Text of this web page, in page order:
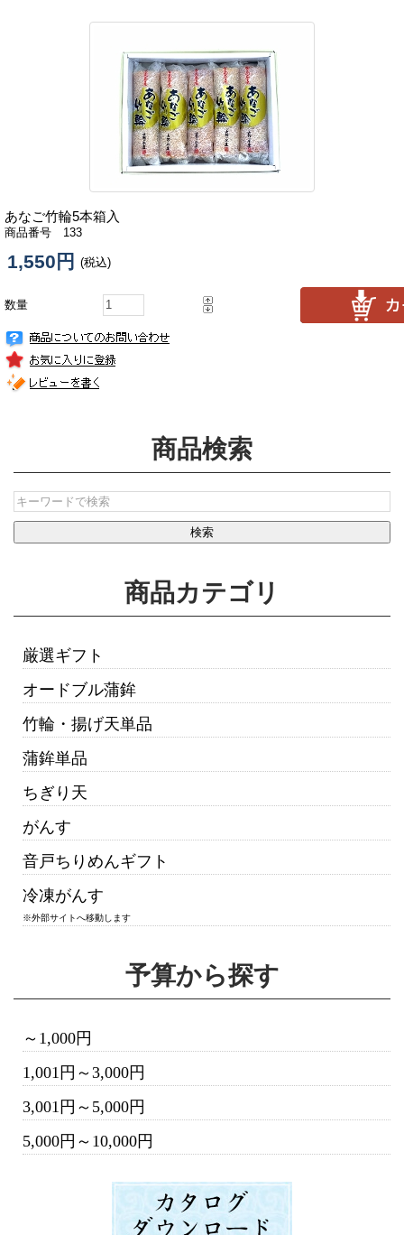
あなご竹輪5本箱入
商品番号 133
1,550円 (税込)
数量
商品検索
商品カテゴリ
厳選ギフト
オードブル蒲鉾
竹輪・揚げ天単品
蒲鉾単品
ちぎり天
がんす
音戸ちりめんギフト
冷凍がんす
※外部サイトへ移動します
予算から探す
～1,000円
1,001円～3,000円
3,001円～5,000円
5,000円～10,000円